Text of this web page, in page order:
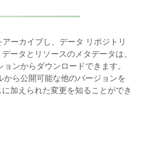
ーカイブし、データ リポジトリ
ータとリソースのメタデータは、
ョンからダウンロードできます。
から公開可能な他のバージョンを
加えられた変更を知ることができ